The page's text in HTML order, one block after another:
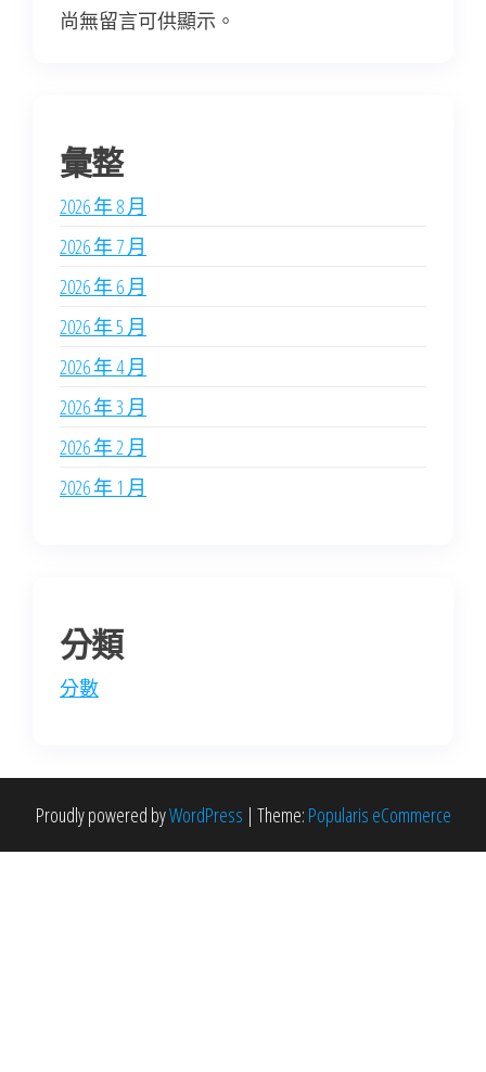
尚無留言可供顯示。
彙整
2026 年 8 月
2026 年 7 月
2026 年 6 月
2026 年 5 月
2026 年 4 月
2026 年 3 月
2026 年 2 月
2026 年 1 月
分類
分數
Proudly powered byWordPress | Theme: Popularis eCommerce